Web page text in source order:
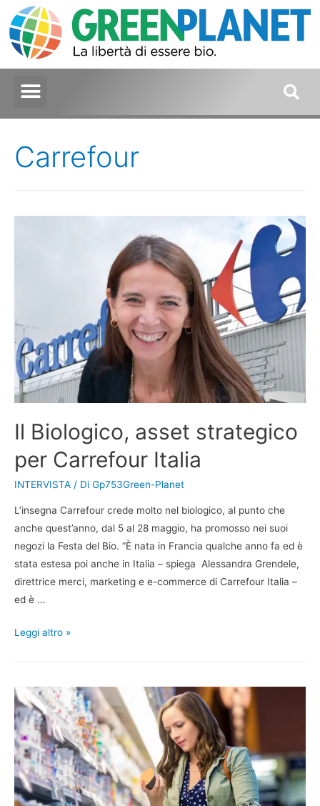
Carrefour
Il Biologico, asset strategico
per Carrefour Italia
INTERVISTA / Di Gp753Green-Planet
L’insegna Carrefour crede molto nel biologico, al punto che
anche quest’anno, dal 5 al 28 maggio, ha promosso nei suoi
negozi la Festa del Bio. “È nata in Francia qualche anno fa ed è
stata estesa poi anche in Italia – spiega Alessandra Grendele,
direttrice merci, marketing e e-commerce di Carrefour Italia –
ed è …
Leggi altro »